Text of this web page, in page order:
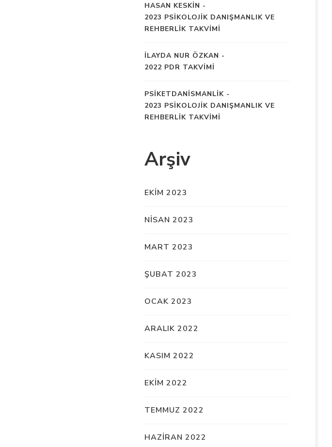
HASAN KESKIN -
2023 PSİKOLOJİK DANIŞMANLIK VE
REHBERLİK TAKVİMİ
İLAYDA NUR ÖZKAN -
2022 PDR TAKVİMİ
PSIKETDANISMANLIK-
2023 PSİKOLOJİK DANIŞMANLIK VE
REHBERLİK TAKVİMİ
Arşiv
EKIM 2023
NISAN 2023
MART 2023
ŞUBAT 2023
OCAK 2023
ARALIK 2022
KASIM 2022
EKIM 2022
TEMMUZ 2022
HAZIRAN 2022